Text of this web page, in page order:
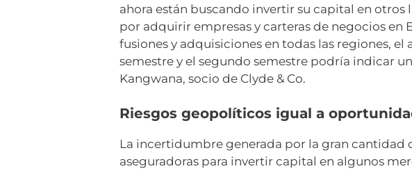
ahora están buscando invertir su capital en
por adquirir empresas y carteras de negocios en
fusiones y adquisiciones en todas las regiones,
semestre y el segundo semestre podría indicar
Kangwana, socio de Clyde & Co.
Riesgos geopolíticos igual a
La incertidumbre generada por la gran cantidad
aseguradoras para invertir capital en algunos